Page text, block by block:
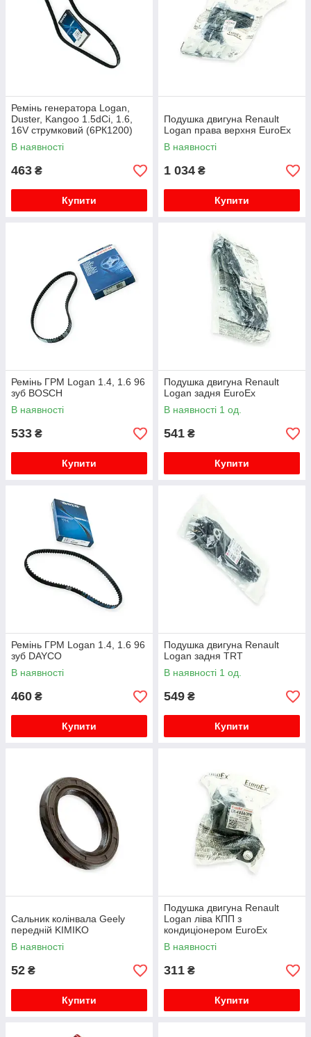
Ремінь генератора Logan,
Duster, Kangoo 1.5dCi, 1.6,
16V струмковий (6РК1200)
DAYCO
В наявності
463 ₴
Купити
Подушка двигуна Renault
Logan права верхня EuroEx
В наявності
1 034 ₴
Купити
Ремінь ГРМ Logan 1.4, 1.6 96
зуб BOSCH
В наявності
533 ₴
Купити
Подушка двигуна Renault
Logan задня EuroEx
В наявності 1 од.
541 ₴
Купити
Ремінь ГРМ Logan 1.4, 1.6 96
зуб DAYCO
В наявності
460 ₴
Купити
Подушка двигуна Renault
Logan задня TRT
В наявності 1 од.
549 ₴
Купити
Сальник колінвала Geely
передній KIMIKO
В наявності
52 ₴
Купити
Подушка двигуна Renault
Logan ліва КПП з
кондиціонером EuroEx
В наявності
311 ₴
Купити